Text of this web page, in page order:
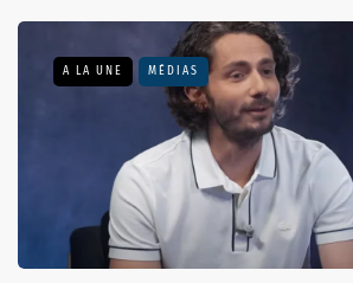
A LA UNE MÉDIAS